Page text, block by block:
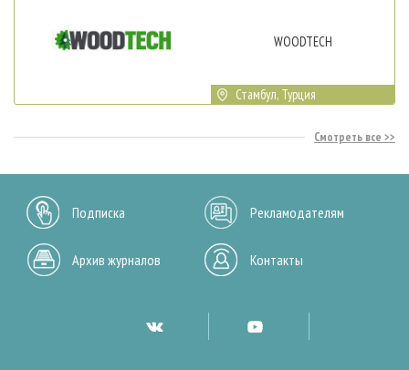
WOODTECH
Стамбул, Турция
Смотреть все
Подписка Рекламодателям
Архив журналов Контакты